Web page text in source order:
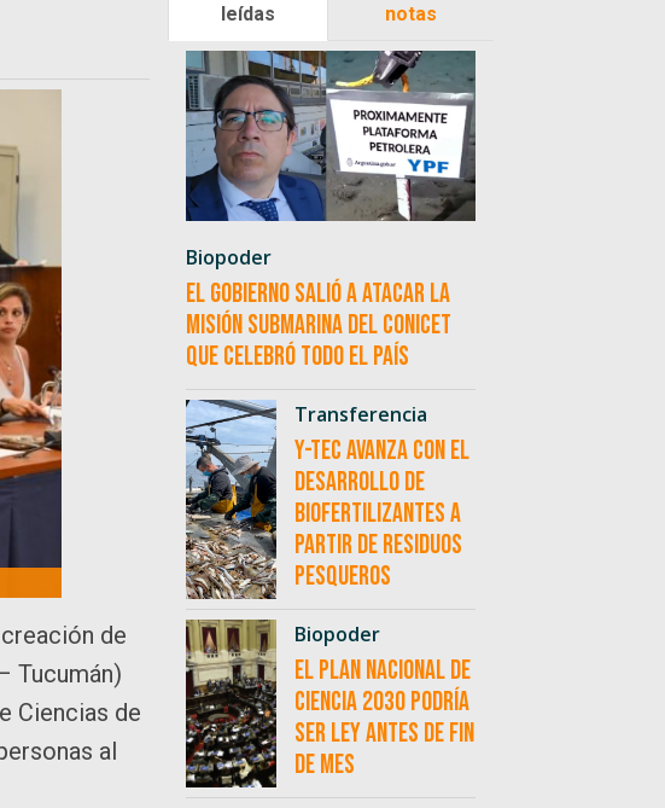
de
Tucumán)
Ciencias de
al
leídas
notas
Biopoder
El Gobierno salió a atacar la
misión submarina del CONICET
que celebró todo el país
Transferencia
Y-TEC avanza con el
desarrollo de
biofertilizantes a
partir de residuos
pesqueros
Biopoder
El Plan Nacional de
Ciencia 2030 podría
ser ley antes de fin
de mes